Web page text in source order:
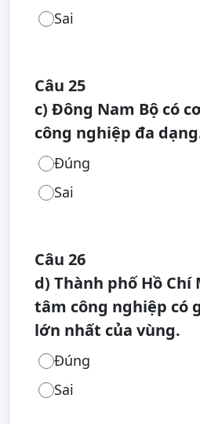
Sai
Câu 25
c) Đông Nam Bộ có
công nghiệp đa
Đúng
Sai
Câu 26
d) Thành phố Hồ
tâm công nghiệp có
lớn nhất của vùng.
Đúng
Sai